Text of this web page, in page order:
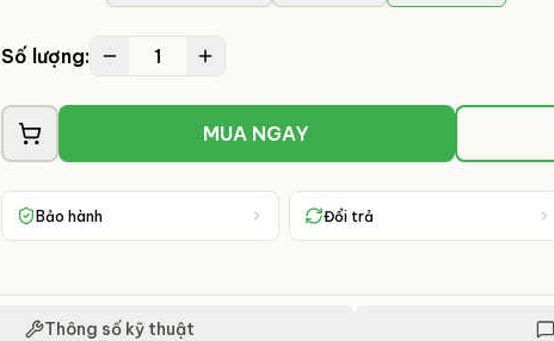
Số lượng: 1
MUA NGAY
Bảo hành Đổi trả
Thông số kỹ thuật